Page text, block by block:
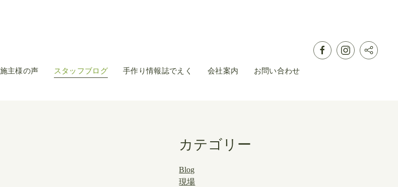
施主様の声 スタッフブログ 手作り情報誌でえく 会社案内 お問い合わせ
カテゴリー
Blog
現場